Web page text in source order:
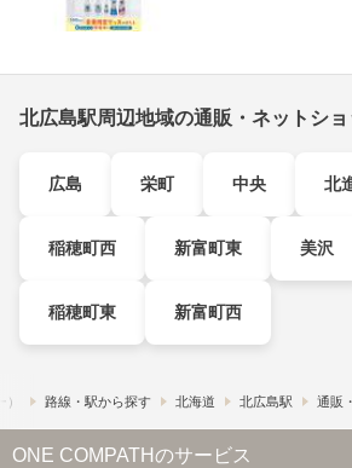
北広島駅周辺地域の通販・ネットシ
広島 栄町 中央 北
稲穂町西 新富町東 美沢
稲穂町東 新富町西
路線・駅から探す 北海道 北広島駅 通販
ONE COMPATHのサービス